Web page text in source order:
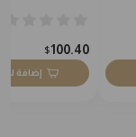
100.40
$
إضافة